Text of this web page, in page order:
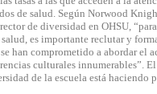
de salud. Según Norwood
de diversidad en OHSU,
es importante reclutar y
han comprometido a abordar el
culturales innumerables”.
de la escuela está haciendo